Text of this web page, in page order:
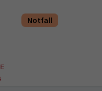
Notfall